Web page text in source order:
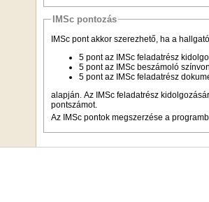
IMSc pontozás
IMSc pont akkor szerezhető, ha a
5 pont az IMSc feladatrész
5 pont az IMSc beszámoló
5 pont az IMSc feladatrész
alapján. Az IMSc feladatrész
pontszámot.
Az IMSc pontok megszerzése a